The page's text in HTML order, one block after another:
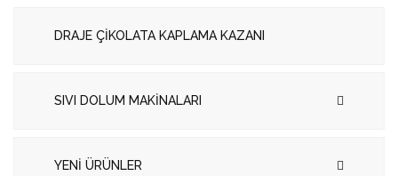
DRAJE ÇİKOLATA KAPLAMA KAZANI
SIVI DOLUM MAKİNALARI
YENİ ÜRÜNLER